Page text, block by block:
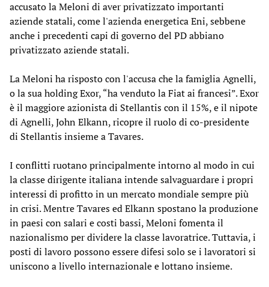
accusato la Meloni di aver privatizzato importanti
aziende statali, come l'azienda energetica Eni, sebbene
anche i precedenti capi di governo del PD abbiano
privatizzato aziende statali.
La Meloni ha risposto con l'accusa che la famiglia Agnelli,
o la sua holding Exor, “ha venduto la Fiat ai francesi”. Exor
è il maggiore azionista di Stellantis con il 15%, e il nipote
di Agnelli, John Elkann, ricopre il ruolo di co-presidente
di Stellantis insieme a Tavares.
I conflitti ruotano principalmente intorno al modo in cui
la classe dirigente italiana intende salvaguardare i propri
interessi di profitto in un mercato mondiale sempre più
in crisi. Mentre Tavares ed Elkann spostano la produzione
in paesi con salari e costi bassi, Meloni fomenta il
nazionalismo per dividere la classe lavoratrice. Tuttavia, i
posti di lavoro possono essere difesi solo se i lavoratori si
uniscono a livello internazionale e lottano insieme.